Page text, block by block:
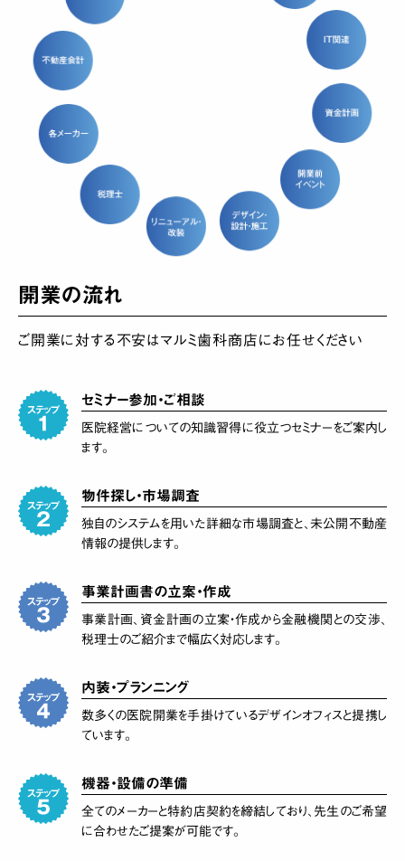
開業の流れ
ご開業に対する不安はマルミ歯科商店にお任せください
セミナー参加・ご相談
医院経営についての知識習得に役立つセミナーをご案内し
ます。
物件探し・市場調査
独自のシステムを用いた詳細な市場調査と、未公開不動産
情報の提供します。
事業計画書の立案・作成
事業計画、資金計画の立案・作成から金融機関との交渉、
税理士のご紹介まで幅広く対応します。
内装・プランニング
数多くの医院開業を手掛けているデザインオフィスと提携し
ています。
機器・設備の準備
全てのメーカーと特約店契約を締結しており、先生のご希望
に合わせたご提案が可能です。